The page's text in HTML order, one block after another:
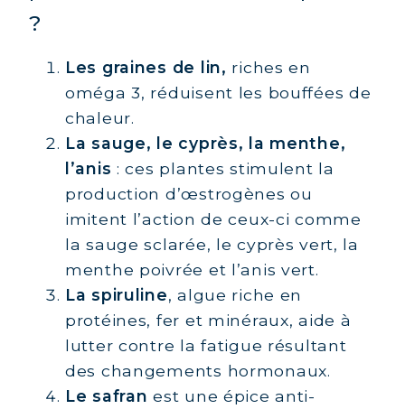
COLLAGÈNE : SOULAGEZ DOULEURS
& ARTICULATIONS
COLLAGÈNE : BOOSTEZ VOTRE
IMMUNITÉ NATURELLEMENT
?
Les graines de lin, riches en
oméga 3, réduisent les bouffées de
chaleur.
La sauge, le cyprès, la menthe,
l’anis : ces plantes stimulent la
production d’œstrogènes ou
imitent l’action de ceux-ci comme
la sauge sclarée, le cyprès vert, la
menthe poivrée et l’anis vert.
La spiruline, algue riche en
protéines, fer et minéraux, aide à
lutter contre la fatigue résultant
des changements hormonaux.
Le safran est une épice anti-